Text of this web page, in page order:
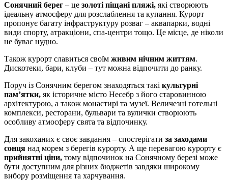
Сонячний берег – це золоті піщані пляжі, які створюють
ідеальну атмосферу для розслаблення та купання. Курорт
пропонує багату інфраструктуру розваг – аквапарки, водні
види спорту, атракціони, спа-центри тощо. Це місце, де ніколи
не буває нудно.
Також курорт славиться своїм живим нічним життям.
Дискотеки, бари, клуби – тут можна відпочити до ранку.
Поруч із Сонячним берегом знаходяться такі культурні
пам’ятки, як історичне місто Несебр з його старовинною
архітектурою, а також монастирі та музеї. Величезні готельні
комплекси, ресторани, бульвари та вулички створюють
особливу атмосферу свята та відпочинку.
Для закоханих є своє завдання – спостерігати за заходами
сонця над морем з берегів курорту. А ще перевагою курорту є
прийнятні ціни, тому відпочинок на Сонячному березі може
бути доступним для різних бюджетів завдяки широкому
вибору розміщення та харчування.